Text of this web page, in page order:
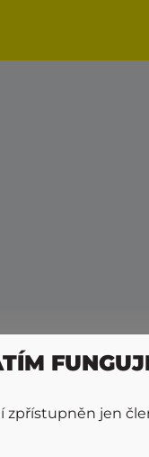
zpřístupněn jen